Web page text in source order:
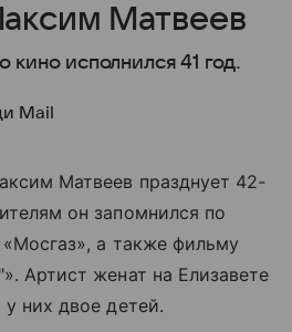
Матвеев
кино исполнился 41 год.
Mail
Матвеев празднует 42-
он запомнился по
«Мосгаз», а также фильму
Артист женат на Елизавете
них двое детей.